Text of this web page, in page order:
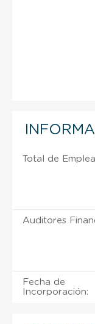
Total de
Auditores
Fecha de
Incorporación: